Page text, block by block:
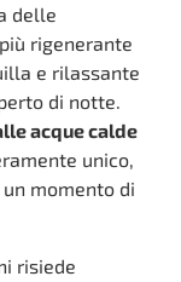
delle
rigenerante
e rilassante
di notte.
acque calde
unico,
momento di
risiede